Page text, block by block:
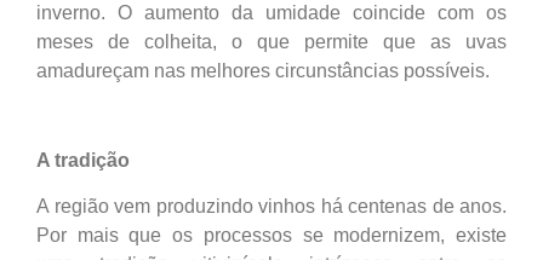
inverno. O aumento da umidade coincide com os
meses de colheita, o que permite que as uvas
amadureçam nas melhores circunstâncias possíveis.
A tradição
A região vem produzindo vinhos há centenas de anos.
Por mais que os processos se modernizem, existe